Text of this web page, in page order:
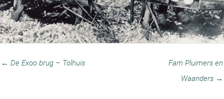
← De Exoo brug – Tolhuis
Fam Pluimers en
Waanders →